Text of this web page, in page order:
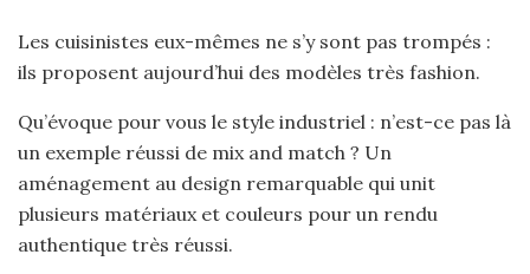
Les cuisinistes eux-mêmes ne s’y sont pas trompés :
ils proposent aujourd’hui des modèles très fashion.
Qu’évoque pour vous le style industriel : n’est-ce pas là
un exemple réussi de mix and match ? Un
aménagement au design remarquable qui unit
plusieurs matériaux et couleurs pour un rendu
authentique très réussi.